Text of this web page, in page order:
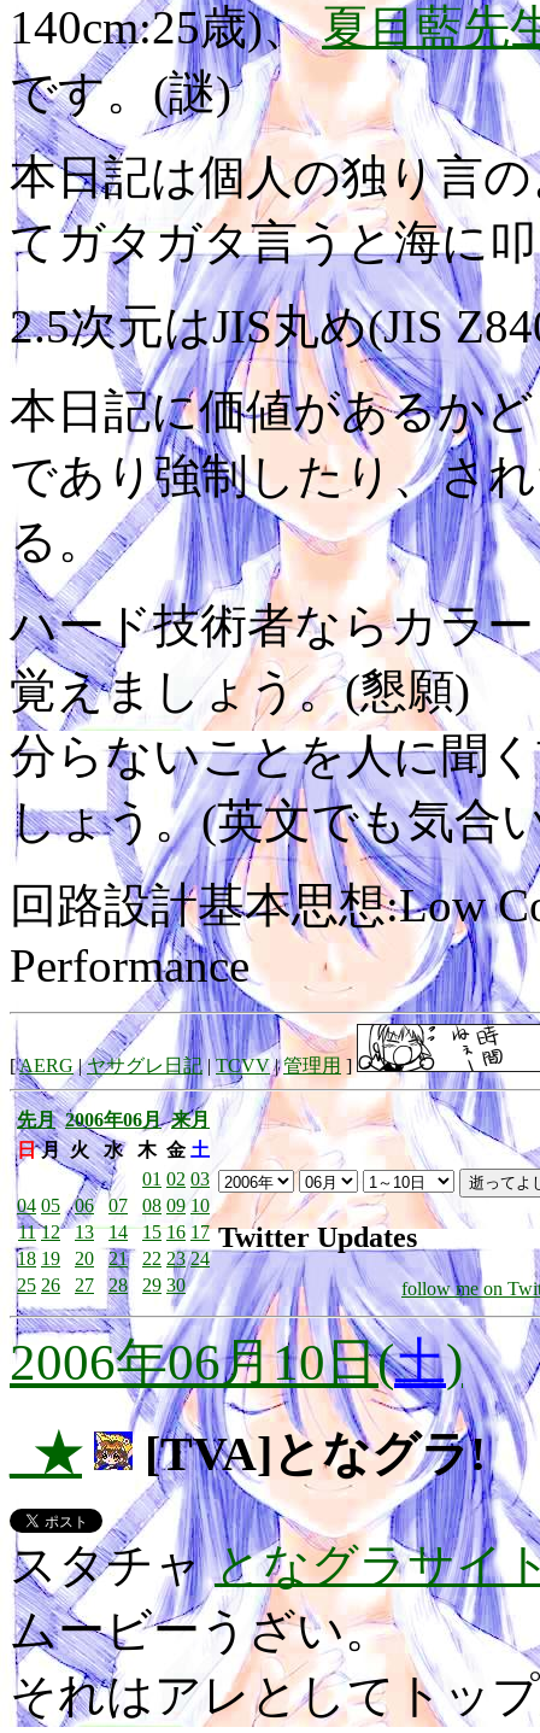
140cm:25歳)、夏目藍先
です。(謎)
本日記は個人の独り言
てガタガタ言うと海に
2.5次元はJIS丸め(JIS
本日記に価値があるか
であり強制したり、さ
る。
ハード技術者ならカラ
覚えましょう。(懇願)
分らないことを人に聞
しょう。(英文でも気合
回路設計基本思想:Low
Performance
[AERG|ヤサグレ日記|TCVV|管理用 ]
先月 2006年06月 来月
日 月 火 水 木 金 土
01 02 03
04 05 06 07 08 09 10
11 12 13 14 15 16 17
18 19 20 21 22 23 24
25 26 27 28 29 30
Twitter Updates
follow me on
2006年06月10日(土)
_★ [TVA]となグラ!
スタチャとなグラサイ
ムービーうざい。
それはアレとしてトッ